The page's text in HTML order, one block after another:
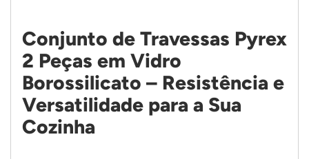
Conjunto de Travessas Pyrex
2 Peças em Vidro
Borossilicato – Resistência e
Versatilidade para a Sua
Cozinha